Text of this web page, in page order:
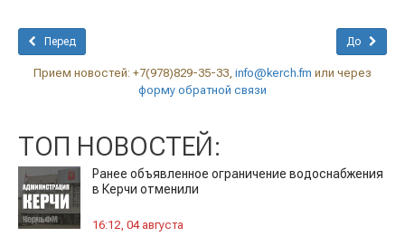
Перед До
Прием новостей: +7(978)829-35-33, info@kerch.fm или через
форму обратной связи
ТОП НОВОСТЕЙ:
Ранее объявленное ограничение водоснабжения
в Керчи отменили
16:12, 04 августа